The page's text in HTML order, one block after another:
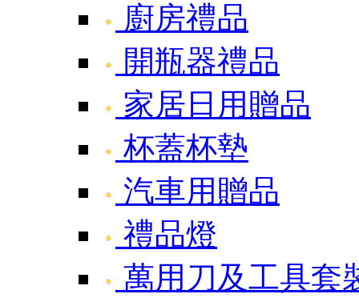
廚房禮品
開瓶器禮品
家居日用贈品
杯蓋杯墊
汽車用贈品
禮品燈
萬用刀及工具套